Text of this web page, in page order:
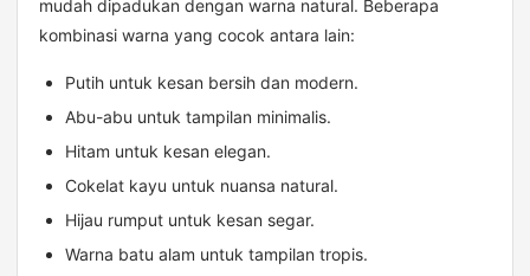
mudah dipadukan dengan warna natural. Beberapa
kombinasi warna yang cocok antara lain:
Putih untuk kesan bersih dan modern.
Abu-abu untuk tampilan minimalis.
Hitam untuk kesan elegan.
Cokelat kayu untuk nuansa natural.
Hijau rumput untuk kesan segar.
Warna batu alam untuk tampilan tropis.